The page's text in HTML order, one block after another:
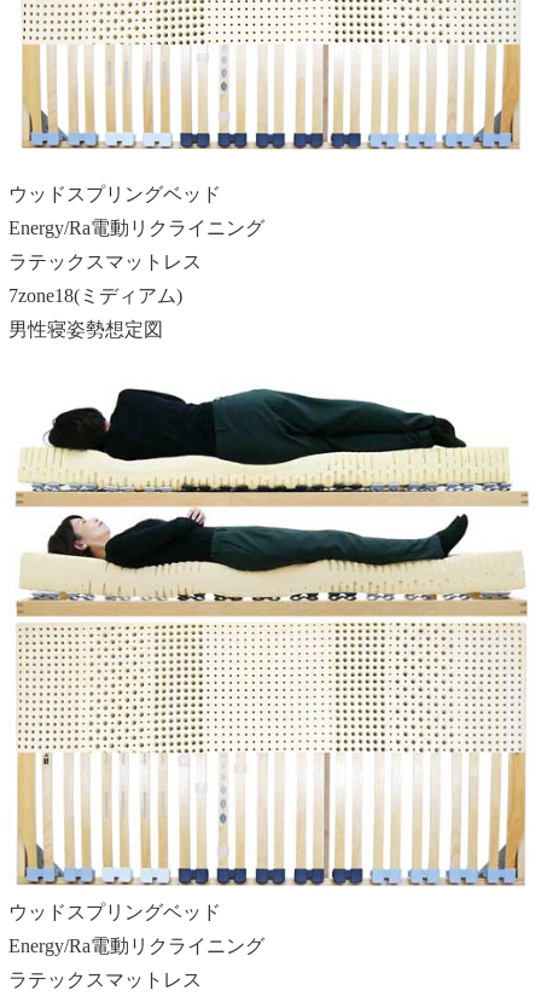
ウッドスプリングベッド
Energy/Ra電動リクライニング
ラテックスマットレス
7zone18(ミディアム)
男性寝姿勢想定図
ウッドスプリングベッド
Energy/Ra電動リクライニング
ラテックスマットレス